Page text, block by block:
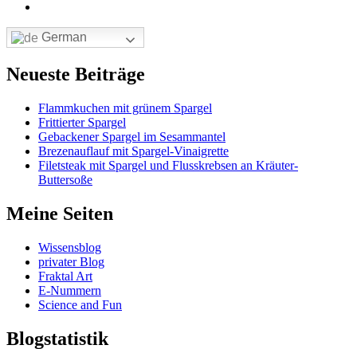
German
Neueste Beiträge
Flammkuchen mit grünem Spargel
Frittierter Spargel
Gebackener Spargel im Sesammantel
Brezenauflauf mit Spargel-Vinaigrette
Filetsteak mit Spargel und Flusskrebsen an Kräuter-
Buttersoße
Meine Seiten
Wissensblog
privater Blog
Fraktal Art
E-Nummern
Science and Fun
Blogstatistik